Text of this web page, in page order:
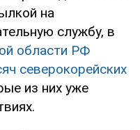
на
службу, в
области РФ
северокорейских
из них уже